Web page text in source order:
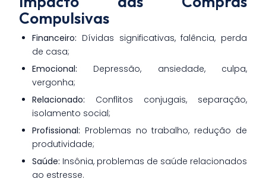
Compulsivas
Financeiro: Dívidas significativas, falência, perda
de casa;
Emocional: Depressão, ansiedade, culpa,
vergonha;
Relacionado: Conflitos conjugais, separação,
isolamento social;
Profissional: Problemas no trabalho, redução de
produtividade;
Saúde: Insônia, problemas de saúde relacionados
ao estresse.